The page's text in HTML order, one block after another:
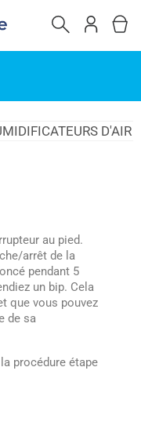
D'AIR
au pied.
arrêt de la
pendant 5
un bip. Cela
que vous pouvez
de sa
procédure étape